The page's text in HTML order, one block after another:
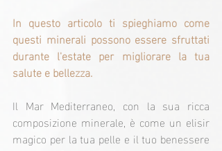
In questo articolo ti spieghiamo come
questi minerali possono essere sfruttati
durante l'estate per migliorare la tua
salute e bellezza.
Il Mar Mediterraneo, con la sua ricca
composizione minerale, è come un elisir
magico per la tua pelle e il tuo benessere